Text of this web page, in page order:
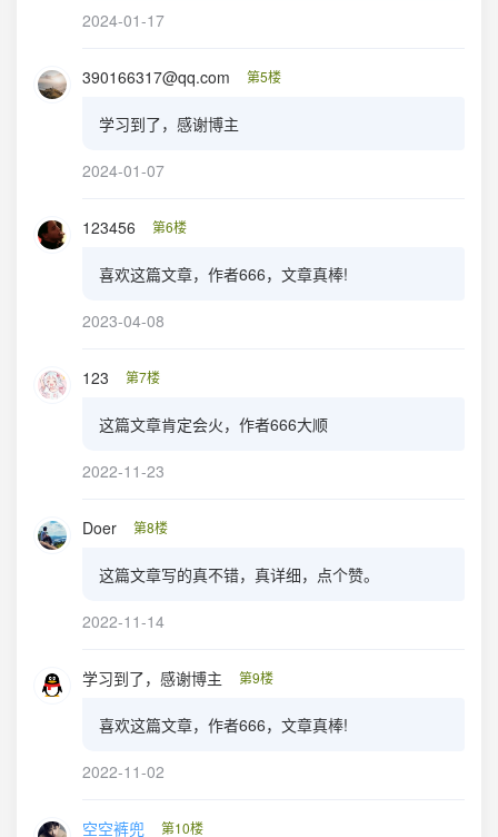
2024-01-17
390166317@qq.com 第5楼
学习到了，感谢博主
2024-01-07
123456 第6楼
喜欢这篇文章，作者666，文章真棒!
2023-04-08
123 第7楼
这篇文章肯定会火，作者666大顺
2022-11-23
Doer 第8楼
这篇文章写的真不错，真详细，点个赞。
2022-11-14
学习到了，感谢博主 第9楼
喜欢这篇文章，作者666，文章真棒!
2022-11-02
空空裤兜 第10楼